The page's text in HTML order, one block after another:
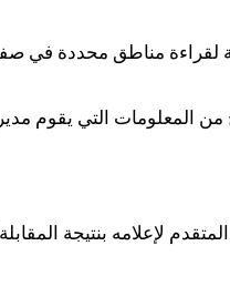
لقراءة مناطق محددة
المعلومات التي يقوم
لإعلامه بنتيجة المقابلة